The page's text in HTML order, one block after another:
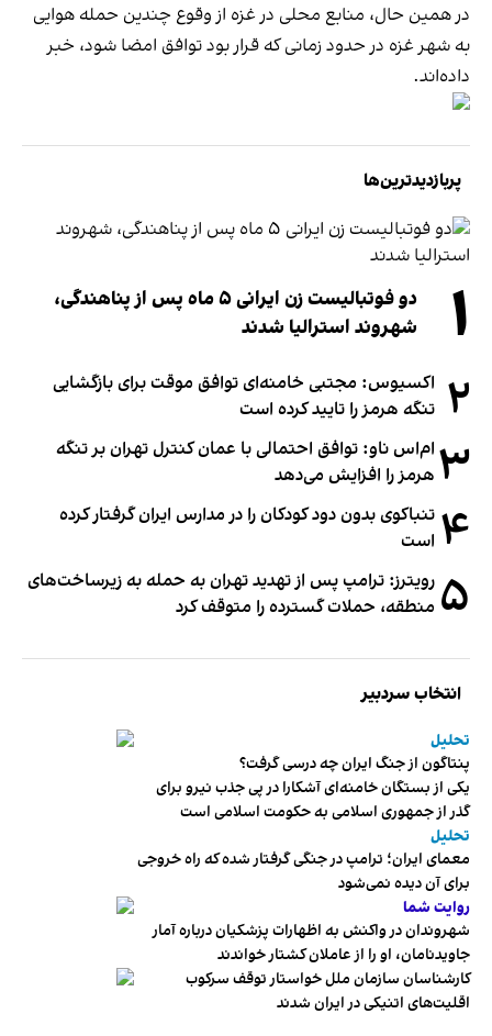
در همین حال، منابع محلی در غزه از وقوع چندین حمله هوایی
به شهر غزه در حدود زمانی که قرار بود توافق امضا شود، خبر
داده‌اند.
پربازدیدترین‌ها
۱
دو فوتبالیست زن ایرانی ۵ ماه پس از پناهندگی،
شهروند استرالیا شدند
۲ اکسیوس: مجتبی خامنه‌ای توافق موقت برای بازگشایی
تنگه هرمز را تایید کرده است
۳ ام‌اس ناو: توافق احتمالی با عمان کنترل تهران بر تنگه
هرمز را افزایش می‌دهد
۴ تنباکوی بدون دود کودکان را در مدارس ایران گرفتار کرده
است
۵ رویترز: ترامپ پس از تهدید تهران به حمله به زیرساخت‌های
منطقه، حملات گسترده را متوقف کرد
انتخاب سردبیر
تحلیل
پنتاگون از جنگ ایران چه درسی گرفت؟
یکی از بستگان خامنه‌ای آشکارا در پی جذب نیرو برای
گذر از جمهوری اسلامی به حکومت اسلامی است
تحلیل
معمای ایران؛ ترامپ در جنگی گرفتار شده که راه خروجی
برای آن دیده نمی‌شود
روایت شما
شهروندان در واکنش به اظهارات پزشکیان درباره آمار
جاویدنامان، او را از عاملان کشتار خواندند
کارشناسان سازمان ملل خواستار توقف سرکوب
اقلیت‌های اتنیکی در ایران شدند